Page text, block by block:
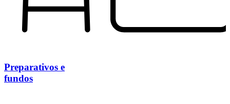
Preparativos e
fundos